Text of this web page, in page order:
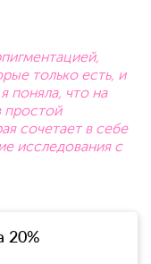
только есть, и
поняла, что на
простой
сочетает в себе
исследования с
20%